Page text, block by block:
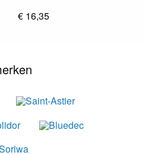
€ 16,35